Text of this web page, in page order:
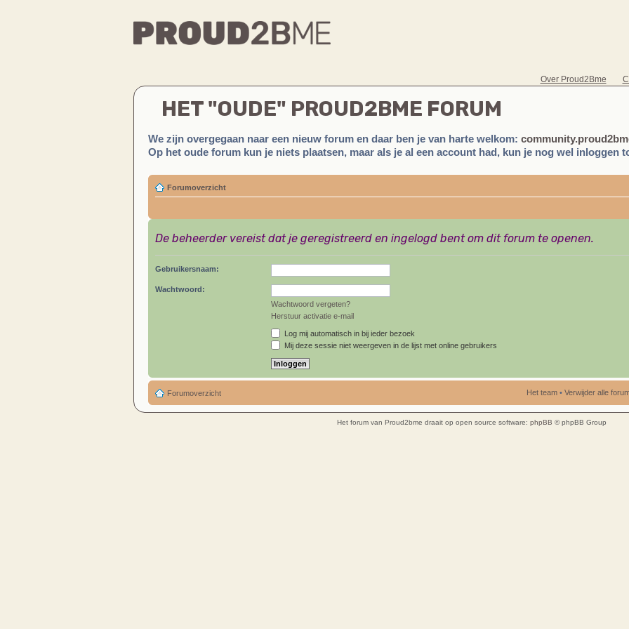
Over Proud2Bme
HET "OUDE" PROUD2BME FORUM
We zijn overgegaan naar een nieuw forum en daar ben je van harte welkom:
Op het oude forum kun je niets plaatsen, maar als je al een account had, kun je nog wel inloggen
Forumoverzicht
De beheerder vereist dat je geregistreerd en ingelogd bent om dit forum te openen.
Gebruikersnaam:
Wachtwoord:
Wachtwoord vergeten?
Herstuur activatie e-mail
Log mij automatisch in bij ieder bezoek
Mij deze sessie niet weergeven in de lijst met online gebruikers
Forumoverzicht Het team• Verwijder alle
Het forum van Proud2bme draait op open source software: phpBB © phpBB Group